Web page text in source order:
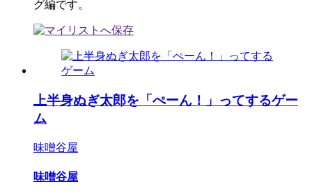
グ編です。
上半身ぬぎ太郎を「ぺーん！」ってするゲー
ム
味噌谷屋
味噌谷屋